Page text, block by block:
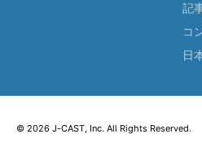
記
コ
日
© 2026 J-CAST, Inc. All Rights Reserved.